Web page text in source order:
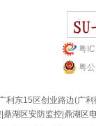
粤
粤
利东15区创业路边(广
鼎湖区安防监控 鼎湖区